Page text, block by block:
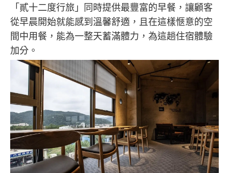
「貳十二度行旅」同時提供最豐富的早餐，讓顧客
從早晨開始就能感到溫馨舒適，且在這樣愜意的空
間中用餐，能為一整天蓄滿體力，為這趟住宿體驗
加分。